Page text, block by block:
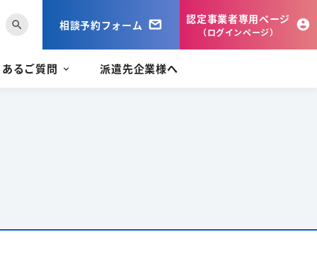
search 相談予約フォーム 認定事業者専用ページ
（ログインページ）
るご質問 派遣先企業様へ